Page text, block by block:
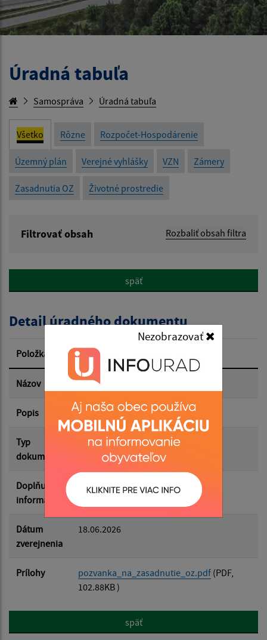
Nezobrazovať
Úradná tabuľa
Samospráva Úradná tabuľa
Všetko Rôzne Rozpočet-Hospodárenie
Územný plán Verejné vyhlášky VZN Zámery
Zasadnutia OZ Životné prostredie
Filtrovať obsah Rozbaliť obsah filtra
Popis:
Dátum zverejnenia od:
Dátum zverejnenia do:
Filtrovať Reset
späť
Detail úradného dokumentu
Položka Informácia
Názov Pozvánka na zasadnutie OZ
Popis Pozvánka na zasadnutie OZ
Typ
dokumentu
Rôzne
Doplňujúce
informácie
Dátum
zverejnenia
18.06.2026
Prílohy pozvanka_na_zasadnutie_oz.pdf (PDF,
102.88KB )
späť